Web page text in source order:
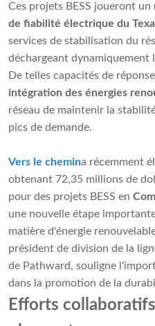
Ces projets BESS joueront un
de fiabilité électrique du
services de stabilisation du
déchargeant dynamiquement
De telles capacités de
intégration des énergies
réseau de maintenir la
pics de demande.
Vers le chemina récemment
obtenant 72,35 millions de
pour des projets BESS en
une nouvelle étape
matière d'énergie
président de division de la
de Pathward, souligne
dans la promotion de la
Efforts